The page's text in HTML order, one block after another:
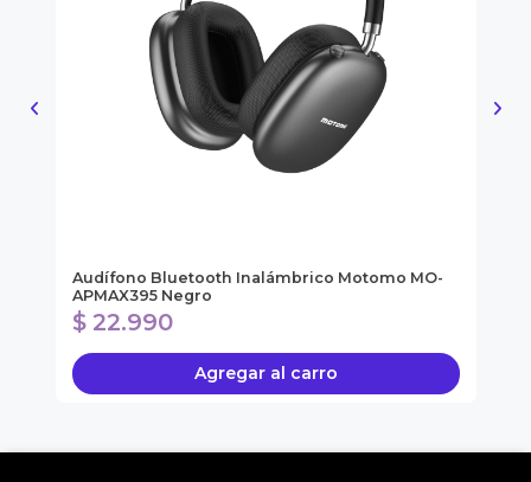
Audífono Bluetooth Inalámbrico Motomo MO-
APMAX395 Negro
$ 22.990
Agregar al carro